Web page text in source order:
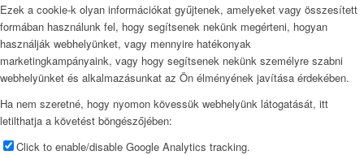
Ezek a cookie-k olyan információkat gyűjtenek, amelyeket vagy összesített
formában használunk fel, hogy segítsenek nekünk megérteni, hogyan
használják webhelyünket, vagy mennyire hatékonyak
marketingkampányaink, vagy hogy segítsenek nekünk személyre szabni
webhelyünket és alkalmazásunkat az Ön élményének javítása érdekében.
Ha nem szeretné, hogy nyomon kövessük webhelyünk látogatását, itt
letilthatja a követést böngészőjében:
Click to enable/disable Google Analytics tracking.